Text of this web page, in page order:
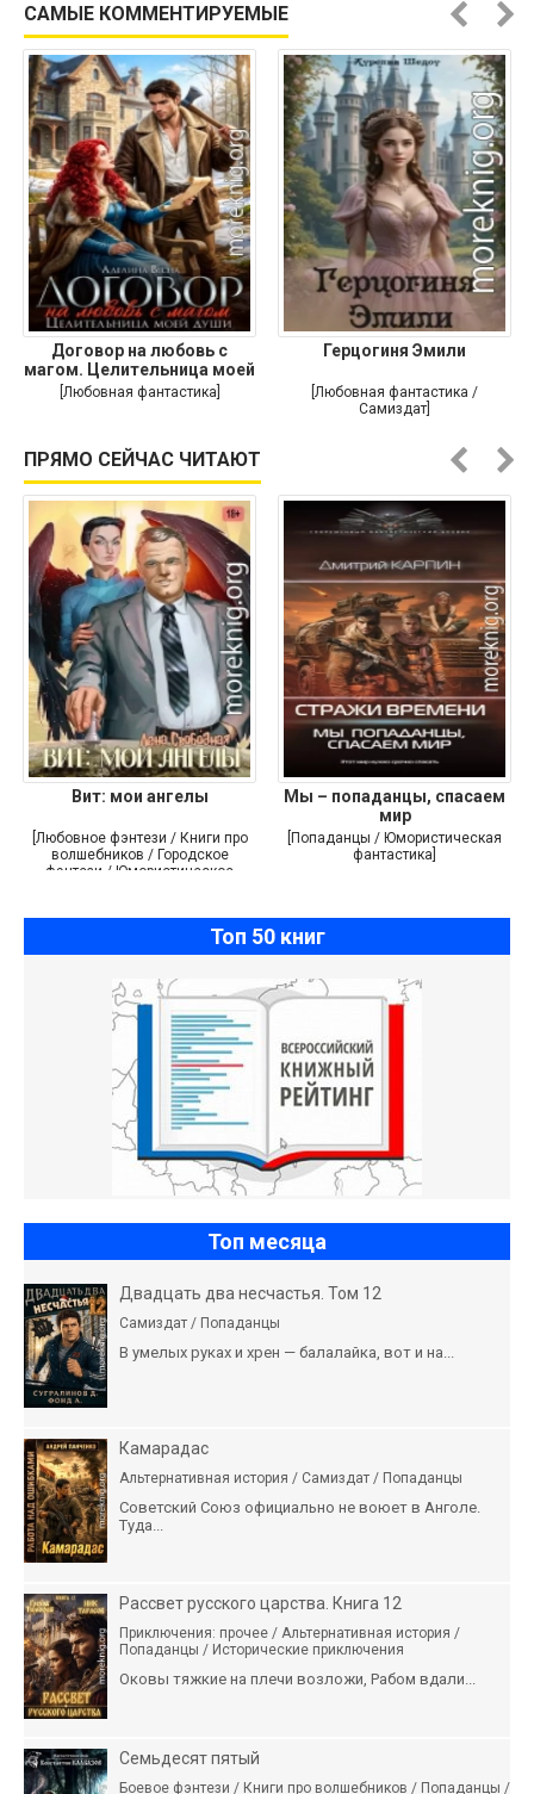
САМЫЕ КОММЕНТИРУЕМЫЕ
Договор на любовь с
магом. Целительница моей
души
[Любовная фантастика]
Герцогиня Эмили
[Любовная фантастика /
Самиздат]
ПРЯМО СЕЙЧАС ЧИТАЮТ
Вит: мои ангелы
[Любовное фэнтези / Книги про
волшебников / Городское
фэнтези / Юмористическое
Мы – попаданцы, спасаем
мир
[Попаданцы / Юмористическая
фантастика]
Топ 50 книг
Топ месяца
Двадцать два несчастья. Том 12
Самиздат / Попаданцы
В умелых руках и хрен — балалайка, вот и на...
Камарадас
Альтернативная история / Самиздат / Попаданцы
Советский Союз официально не воюет в Анголе.
Туда...
Рассвет русского царства. Книга 12
Приключения: прочее / Альтернативная история /
Попаданцы / Исторические приключения
Оковы тяжкие на плечи возложи, Рабом вдали...
Семьдесят пятый
Боевое фэнтези / Книги про волшебников / Попаданцы /